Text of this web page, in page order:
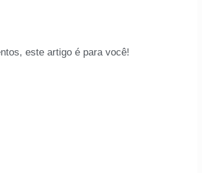
este artigo é para você!